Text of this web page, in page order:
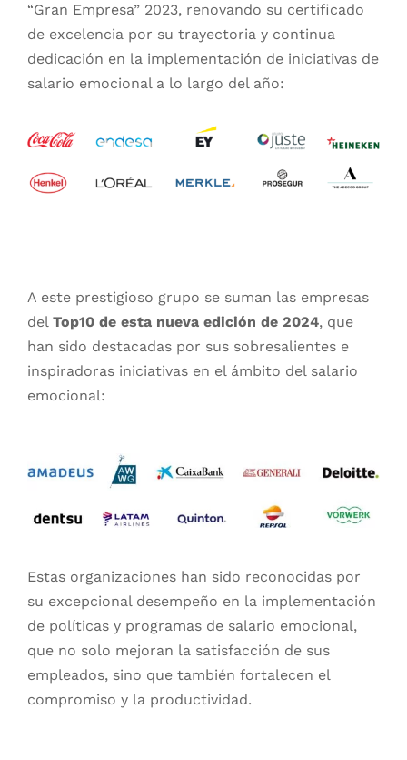
“Gran Empresa” 2023, renovando su certificado
de excelencia por su trayectoria y continua
dedicación en la implementación de iniciativas de
salario emocional a lo largo del año:
A este prestigioso grupo se suman las empresas
del Top10 de esta nueva edición de 2024, que
han sido destacadas por sus sobresalientes e
inspiradoras iniciativas en el ámbito del salario
emocional:
Estas organizaciones han sido reconocidas por
su excepcional desempeño en la implementación
de políticas y programas de salario emocional,
que no solo mejoran la satisfacción de sus
empleados, sino que también fortalecen el
compromiso y la productividad.